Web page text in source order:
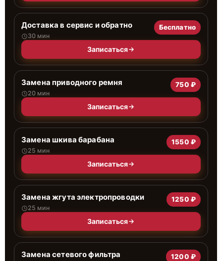
Доставка в сервис и обратно
30 мин
Бесплатно
Записаться
Замена приводного ремня
20 мин
750 ₽
Записаться
Замена шкива барабана
25 мин
1550 ₽
Записаться
Замена жгута электропроводки
25 мин
1250 ₽
Записаться
Замена сетевого фильтра 1200 ₽